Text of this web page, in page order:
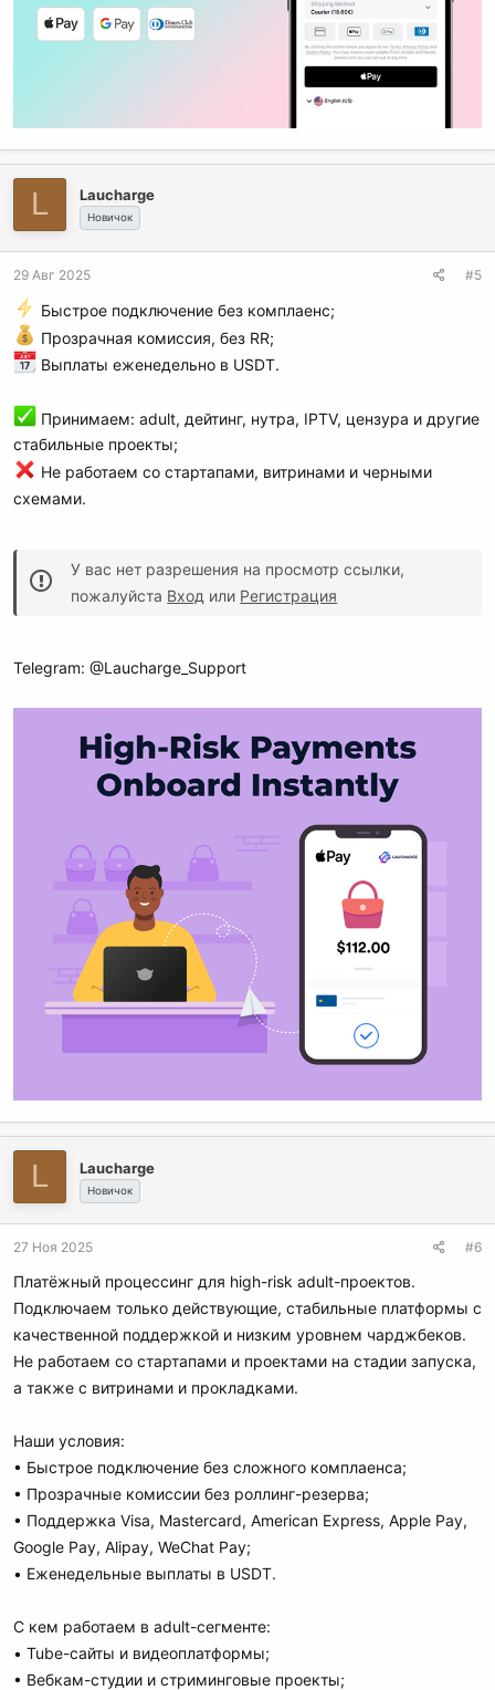
L Laucharge
Новичок
29 Авг 2025 #5
Быстрое подключение без комплаенс;
Прозрачная комиссия, без RR;
Выплаты еженедельно в USDT.
Принимаем: adult, дейтинг, нутра, IPTV, цензура и другие
стабильные проекты;
Не работаем со стартапами, витринами и черными
схемами.
У вас нет разрешения на просмотр ссылки,
пожалуйста Вход или Регистрация
Telegram: @Laucharge_Support
L Laucharge
Новичок
27 Ноя 2025 #6
Платёжный процессинг для high-risk adult-проектов.
Подключаем только действующие, стабильные платформы с
качественной поддержкой и низким уровнем чарджбеков.
Не работаем со стартапами и проектами на стадии запуска,
а также с витринами и прокладками.
Наши условия:
• Быстрое подключение без сложного комплаенса;
• Прозрачные комиссии без роллинг-резерва;
• Поддержка Visa, Mastercard, American Express, Apple Pay,
Google Pay, Alipay, WeChat Pay;
• Еженедельные выплаты в USDT.
С кем работаем в adult-сегменте:
• Tube-сайты и видеоплатформы;
• Вебкам-студии и стриминговые проекты;